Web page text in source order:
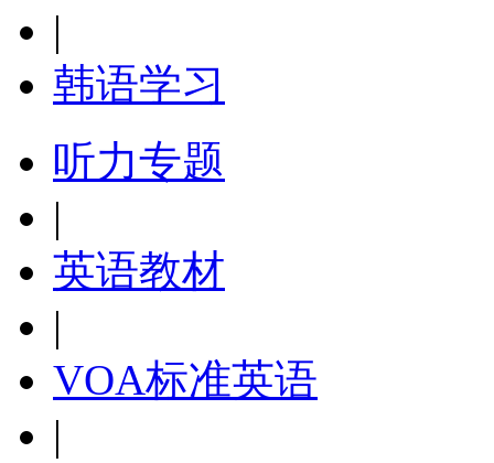
|
韩语学习
听力专题
|
英语教材
|
VOA标准英语
|